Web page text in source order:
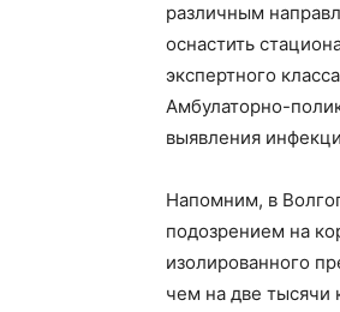
различным
оснастить
экспертного
Амбулаторно-
выявления
Напомним, в
подозрением на
изолированного
чем на две тысячи